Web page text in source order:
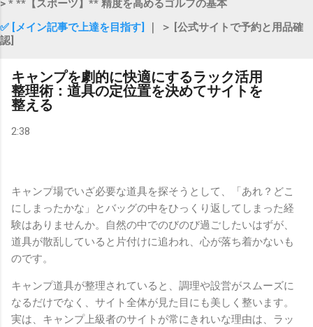
> * **【スポーツ】** 精度を高めるゴルフの基本
✅ [メイン記事で上達を目指す]
｜ ＞ [公式サイトで予約と用品確
認]
キャンプを劇的に快適にするラック活用
整理術：道具の定位置を決めてサイトを
整える
2:38
キャンプ場でいざ必要な道具を探そうとして、「あれ？どこ
にしまったかな」とバッグの中をひっくり返してしまった経
験はありませんか。自然の中でのびのび過ごしたいはずが、
道具が散乱していると片付けに追われ、心が落ち着かないも
のです。
キャンプ道具が整理されていると、調理や設営がスムーズに
なるだけでなく、サイト全体が見た目にも美しく整います。
実は、キャンプ上級者のサイトが常にきれいな理由は、ラッ